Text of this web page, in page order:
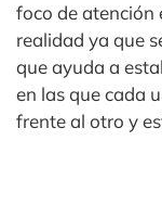
foco de atención
realidad ya que
que ayuda a
en las que cada
frente al otro y